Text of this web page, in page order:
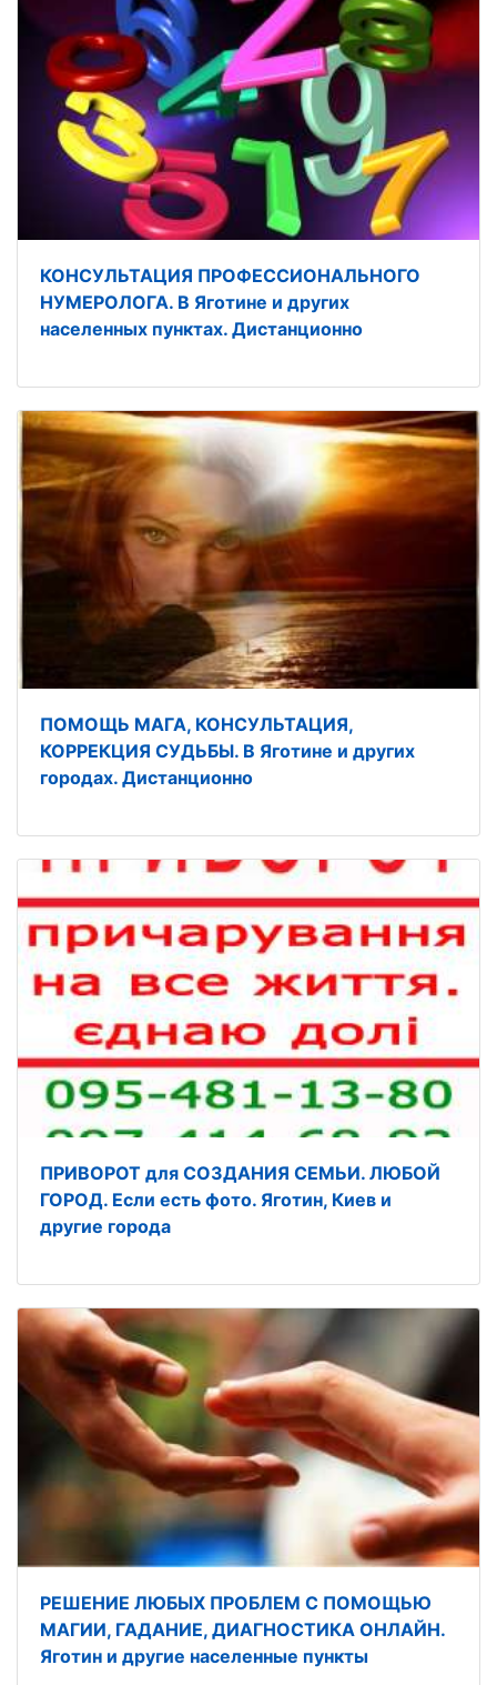
КОНСУЛЬТАЦИЯ ПРОФЕССИОНАЛЬНОГО
НУМЕРОЛОГА. В Яготине и других
населенных пунктах. Дистанционно
ПОМОЩЬ МАГА, КОНСУЛЬТАЦИЯ,
КОРРЕКЦИЯ СУДЬБЫ. В Яготине и других
городах. Дистанционно
ПРИВОРОТ для СОЗДАНИЯ СЕМЬИ. ЛЮБОЙ
ГОРОД. Если есть фото. Яготин, Киев и
другие города
РЕШЕНИЕ ЛЮБЫХ ПРОБЛЕМ С ПОМОЩЬЮ
МАГИИ, ГАДАНИЕ, ДИАГНОСТИКА ОНЛАЙН.
Яготин и другие населенные пункты